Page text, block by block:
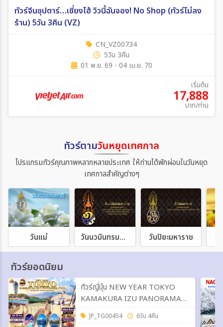
ทัวร์จีนซุปตาร์…เซี่ยงไฮ้ วิวนี้ฉันจอง! No Shop (ทัวร์ไม่ลง
ร้าน) 5วัน 3คืน (VZ)
CN_VZ00734
5วัน 3คืน
01 พ.ย. 69 - 04 เม.ย. 70
เริ่มต้น
17,888
บาท/ท่าน
ทัวร์ตามวันหยุดเทศกาล
โปรแกรมทัวร์คุณภาพหลากหลายประเทศ ให้ท่านได้พักผ่อนในวันหยุด
เทศกาลสำคัญต่างๆ
วันแม่ วันนวมินทรมหาราช วันปิยะมหาราช
ทัวร์ยอดนิยม
ทัวร์ญี่ปุ่น NEW YEAR TOKYO
KAMAKURA IZU PANORAMA
FUJI 6วัน 4คืน (TG)
JP_TG00454 6วัน 4คืน